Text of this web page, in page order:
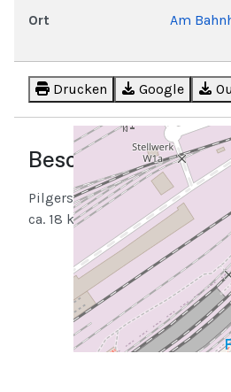
Ort Am
Drucken Google
Beschreibung
Pilgerstrecke
ca. 18 km
Am
Zwickau
Karte